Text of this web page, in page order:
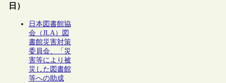
日）
日本図書館協
会（JLA）図
書館災害対策
委員会、「災
害等により被
災した図書館
等への助成